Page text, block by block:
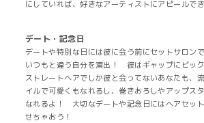
にしていれば、好きなアーティストにアピールで
デート・記念日
デートや特別な日には彼に会う前にセットサロン
いつもと違う自分を演出！ 彼はギャップにビッ
ストレートヘアでしか彼と会ってないあなたも、
イルで可愛くもなれるし、巻きおろしやアップス
なれるよ！ 大切なデートや記念日にはヘアセッ
せちゃおう！